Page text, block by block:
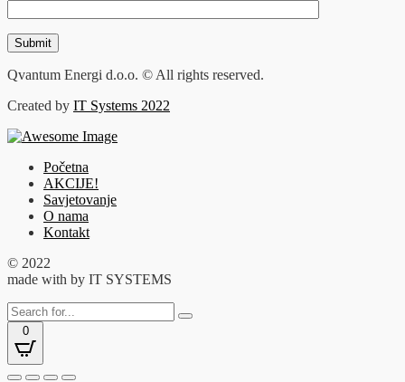
Qvantum Energi d.o.o. © All rights reserved.
Created by IT Systems 2022
Početna
AKCIJE!
Savjetovanje
O nama
Kontakt
© 2022
made with by IT SYSTEMS
0